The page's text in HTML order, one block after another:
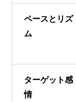
ペースとリズ
ム
ターゲット感
情